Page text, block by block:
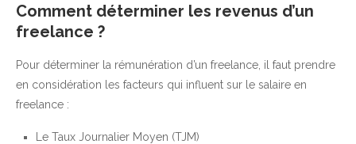
Comment déterminer les revenus d’un
freelance ?
Pour déterminer la rémunération d’un freelance, il faut prendre
en considération les facteurs qui influent sur le salaire en
freelance :
Le Taux Journalier Moyen (TJM)